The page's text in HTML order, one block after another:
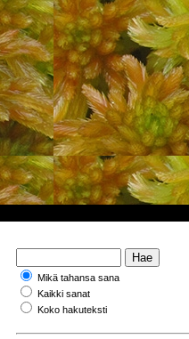
Mikä tahansa sana
Kaikki sanat
Koko hakuteksti